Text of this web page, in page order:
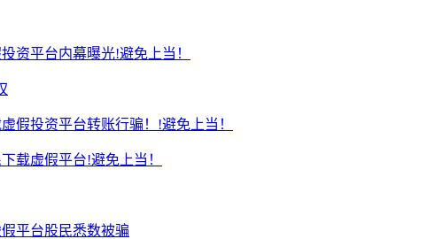
资平台内幕曝光!避免上当！
假投资平台转账行骗！!避免上当！
载虚假平台!避免上当！
平台股民悉数被骗